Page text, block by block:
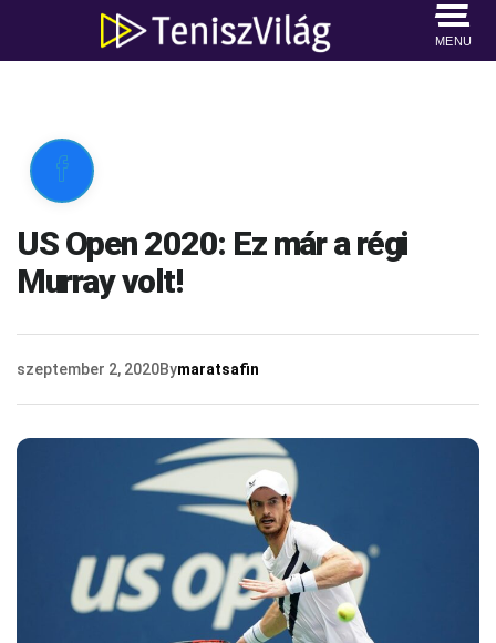
MENU

US Open 2020: Ez már a régi
Murray volt!
szeptember 2, 2020Bymaratsafin